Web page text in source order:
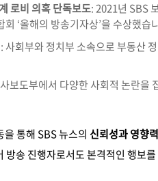
로비 의혹 단독보도: 2021년 SBS
‘올해의 방송기자상’을 수상했습
: 사회부와 정치부 소속으로 부동산
보도부에서 다양한 사회적 논란을
통해 SBS 뉴스의 신뢰성과 영향
방송 진행자로서도 본격적인 행보